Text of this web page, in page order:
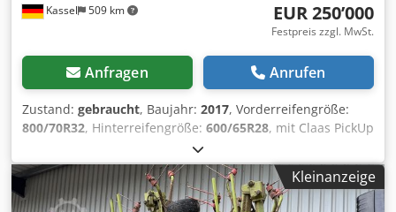
Kassel 509 km EUR 250’000
Festpreis zzgl. MwSt.
Anfragen Anrufen
Zustand: gebraucht, Baujahr: 2017, Vorderreifengröße:
800/70R32, Hinterreifengröße: 600/65R28, mit Claas PickUp
300 mit Claas Orbis 7,50m Mercedes Motor 430kW, 585PS
36 / Messertrommel Korncracker Auto Fill
Reifendruckregelanlage Rückfahrtkamera /
Siliermittelanlage / Chodpotpgm Ejfx Ak Tea
Kleinanzeige